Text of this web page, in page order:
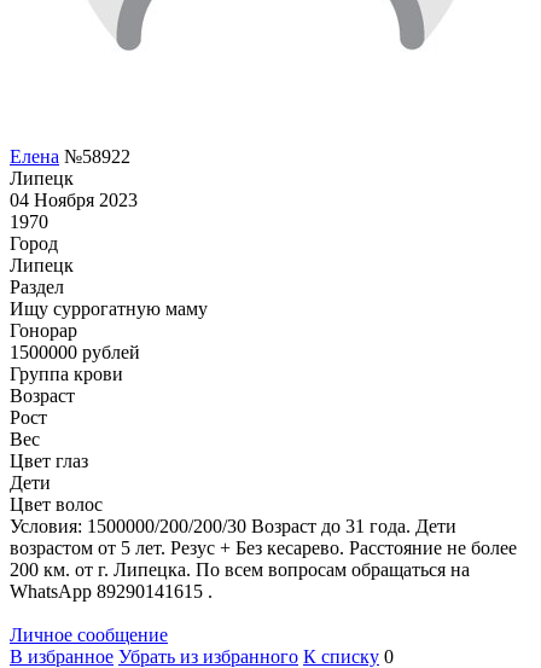
Елена №58922
Липецк
04 Ноября 2023
1970
Город
Липецк
Раздел
Ищу суррогатную маму
Гонoрар
1500000 рублей
Группа крови
Возраст
Рост
Вес
Цвет глаз
Дети
Цвет волос
Условия: 1500000/200/200/30 Возраст до 31 года. Дети
возрастом от 5 лет. Резус + Без кесарево. Расстояние не более
200 км. от г. Липецка. По всем вопросам обращаться на
WhatsApp 89290141615 .
Личное сообщение
В избранное Убрать из избранного К списку 0